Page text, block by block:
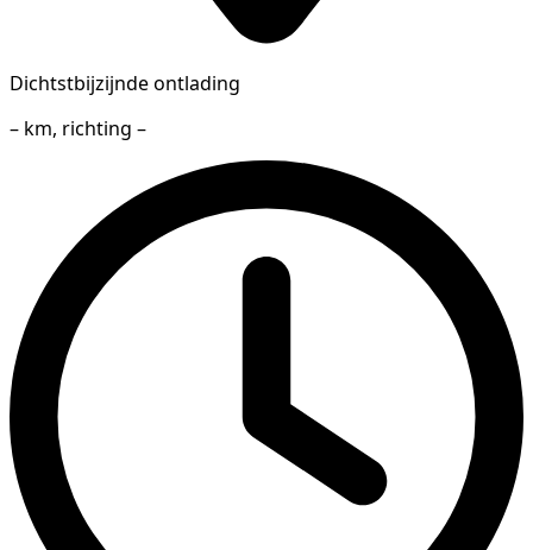
Dichtstbijzijnde ontlading
– km, richting –